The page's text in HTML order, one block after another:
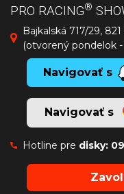
PRO RACING®
Bajkalská 717/29,
(otvorený pondelok -
Navigovať s
Navigovať s
Hotline pre disky: